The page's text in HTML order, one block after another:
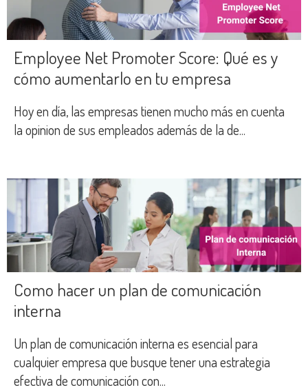
Employee Net Promoter Score: Qué es y
cómo aumentarlo en tu empresa
Hoy en día, las empresas tienen mucho más en cuenta
la opinion de sus empleados además de la de...
Como hacer un plan de comunicación
interna
Un plan de comunicación interna es esencial para
cualquier empresa que busque tener una estrategia
efectiva de comunicación con...